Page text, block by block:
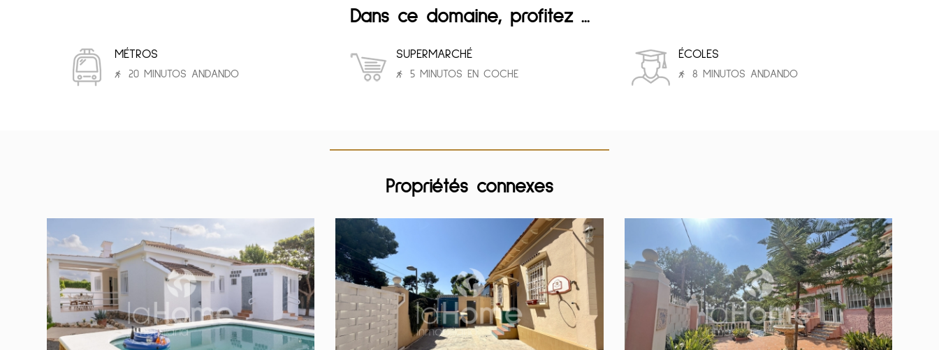
Dans ce domaine, profitez ...
MÉTROS
20 MINUTOS ANDANDO
SUPERMARCHÉ
5 MINUTOS EN COCHE
ÉCOLES
8 MINUTOS ANDANDO
Propriétés connexes